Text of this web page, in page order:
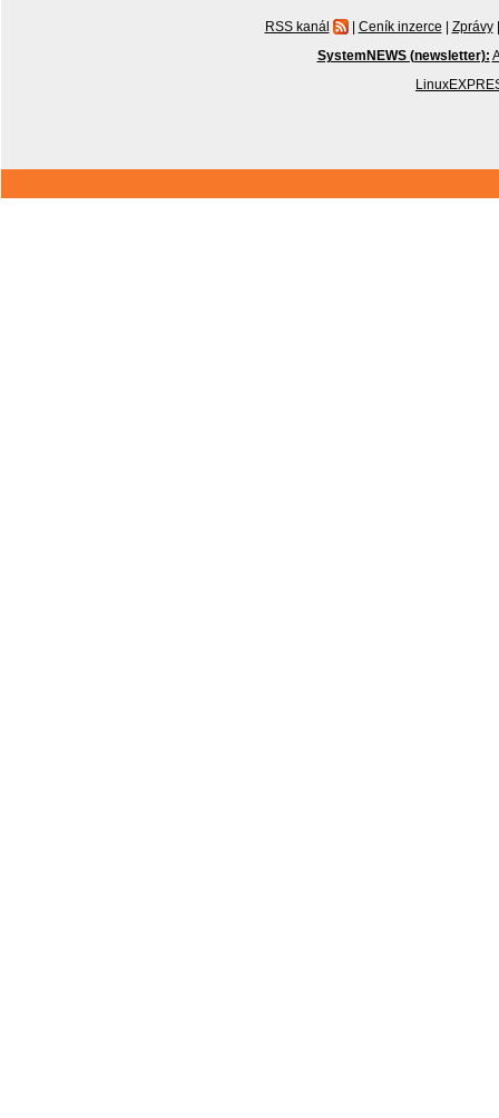
RSS kanál | Ceník inzerce | Zprávy |
SystemNEWS (newsletter):